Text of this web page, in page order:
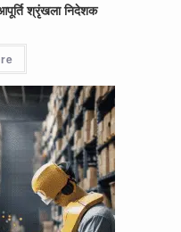
श्रृंखला निदेशक